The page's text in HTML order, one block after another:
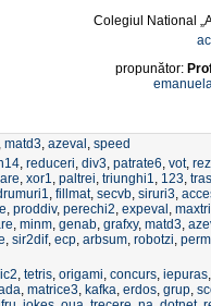
Colegiul National
propunător:
matd3, azeval , speed
, reduceri, div3, patrate6, vot,
, xor1, paltrei, triunghi1, 123,
, fillmat, secvb, siruri3,
, proddiv, perechi2, expeval , maxtri
, minm, genab, grafxy, matd3,
, sir2dif, ecp, arbsum, robotzi,
, tetris, origami, concurs, iepuras,
, matrice3, kafka, erdos, grup,